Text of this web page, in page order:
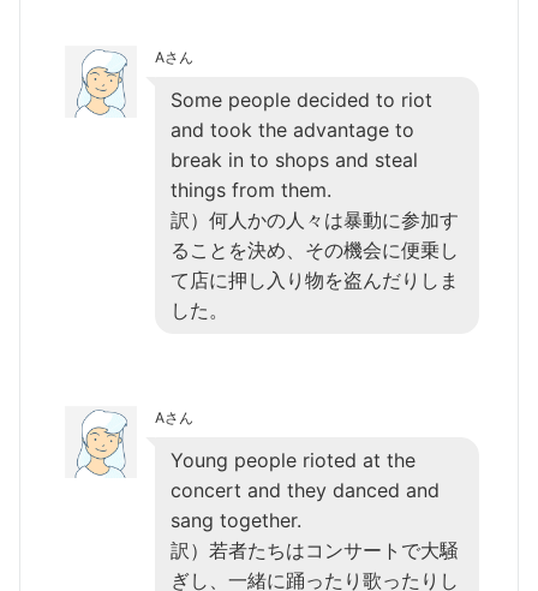
Aさん
Some people decided to riot
and took the advantage to
break in to shops and steal
things from them.
訳）何人かの人々は暴動に参加す
ることを決め、その機会に便乗し
て店に押し入り物を盗んだりしま
した。
Aさん
Young people rioted at the
concert and they danced and
sang together.
訳）若者たちはコンサートで大騒
ぎし、一緒に踊ったり歌ったりし